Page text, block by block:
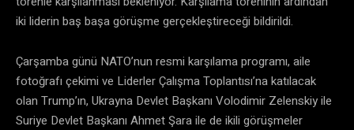
iki liderin baş başa görüşme gerçekleştireceği bildirildi.
Çarşamba günü NATO’nun resmi karşılama programı, aile
fotoğrafı çekimi ve Liderler Çalışma Toplantısı’na katılacak
olan Trump’ın, Ukrayna Devlet Başkanı Volodimir Zelenskiy ile
Suriye Devlet Başkanı Ahmet Şara ile de ikili görüşmeler